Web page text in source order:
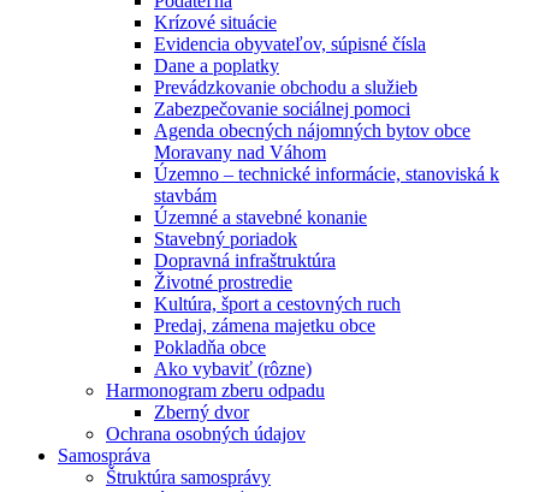
Krízové situácie
Evidencia obyvateľov, súpisné čísla
Dane a poplatky
Prevádzkovanie obchodu a služieb
Zabezpečovanie sociálnej pomoci
Agenda obecných nájomných bytov obce
Moravany nad Váhom
Územno – technické informácie, stanoviská k
stavbám
Územné a stavebné konanie
Stavebný poriadok
Dopravná infraštruktúra
Životné prostredie
Kultúra, šport a cestovných ruch
Predaj, zámena majetku obce
Pokladňa obce
Ako vybaviť (rôzne)
Harmonogram zberu odpadu
Zberný dvor
Ochrana osobných údajov
Samospráva
Štruktúra samosprávy